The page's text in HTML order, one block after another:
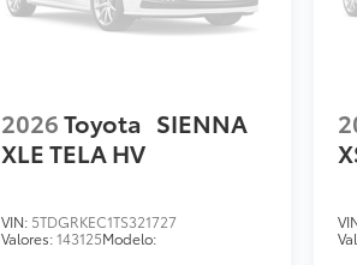
2026Toyota SIENNA
XLE TELA HV
VIN: 5TDGRKEC1TS321727
Valores:143125Modelo: